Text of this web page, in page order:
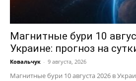
Магнитные бури 10
Украине: прогноз на
Ковальчук - 9 августа, 2026
Магнитные бури 10 августа 2026 в